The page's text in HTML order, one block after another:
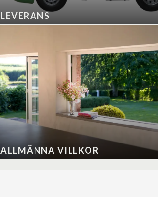
LEVERANS
ALLMÄNNA VILLKOR